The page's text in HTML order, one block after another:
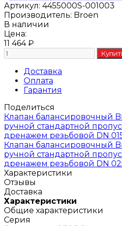
Артикул: 4455000S-001003
Производитель: Broen
В наличии
Цена:
11 464₽
Доставка
Оплата
Гарантия
Поделиться
Клапан балансировочный
ручной стандартной
дренажем резьбовой DN
Клапан балансировочный
ручной стандартной
дренажем резьбовой DN
Характеристики
Отзывы
Доставка
Характеристики
Общие характеристики
Серия